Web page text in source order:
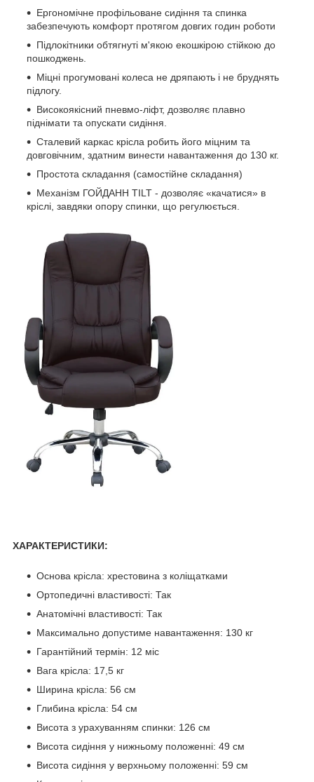
Ергономічне профільоване сидіння та спинка
забезпечують комфорт протягом довгих годин роботи
Підлокітники обтягнуті м'якою екошкірою стійкою до
пошкоджень.
Міцні прогумовані колеса не дряпають і не бруднять
підлогу.
Високоякісний пневмо-ліфт, дозволяє плавно
піднімати та опускати сидіння.
Сталевий каркас крісла робить його міцним та
довговічним, здатним винести навантаження до 130 кг.
Простота складання (самостійне складання)
Механізм ГОЙДАНН TILT - дозволяє «качатися» в
кріслі, завдяки опору спинки, що регулюється.
ХАРАКТЕРИСТИКИ:
Основа крісла: хрестовина з коліщатками
Ортопедичні властивості: Так
Анатомічні властивості: Так
Максимально допустиме навантаження: 130 кг
Гарантійний термін: 12 міс
Вага крісла: 17,5 кг
Ширина крісла: 56 см
Глибина крісла: 54 см
Висота з урахуванням спинки: 126 см
Висота сидіння у нижньому положенні: 49 см
Висота сидіння у верхньому положенні: 59 см